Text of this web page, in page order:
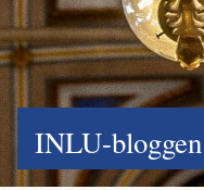
INLU-bloggen